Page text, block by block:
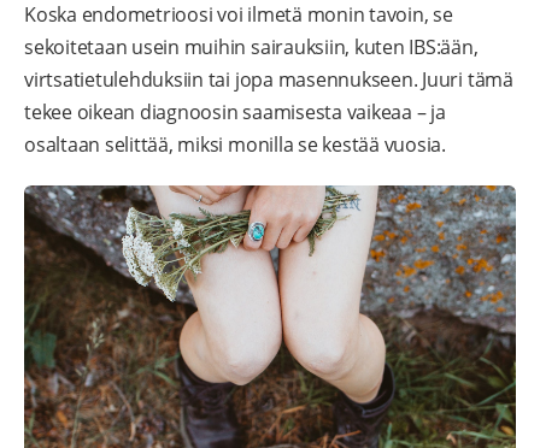
Koska endometrioosi voi ilmetä monin tavoin, se
sekoitetaan usein muihin sairauksiin, kuten IBS:ään,
virtsatietulehduksiin tai jopa masennukseen. Juuri tämä
tekee oikean diagnoosin saamisesta vaikeaa – ja
osaltaan selittää, miksi monilla se kestää vuosia.